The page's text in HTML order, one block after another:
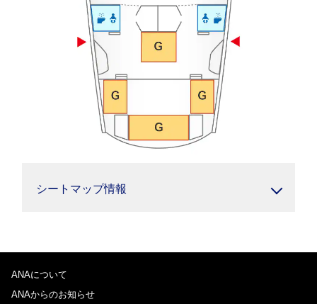
シートマップ情報
ANAについて
ANAからのお知らせ